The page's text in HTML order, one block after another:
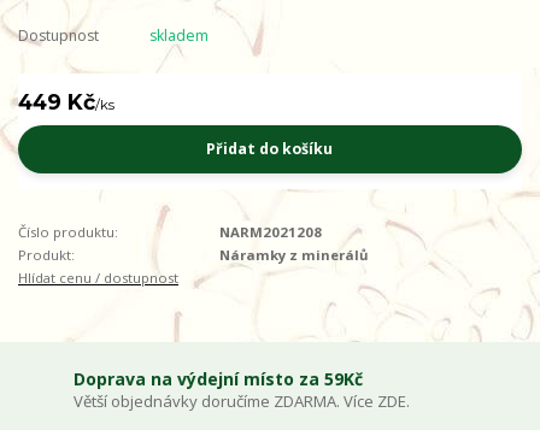
Dostupnost skladem
449 Kč/ks
Přidat do košíku
Číslo produktu:
NARM2021208
Produkt:
Náramky z minerálů
Hlídat cenu / dostupnost
Doprava na výdejní místo za 59Kč
Větší objednávky doručíme ZDARMA. Více ZDE.